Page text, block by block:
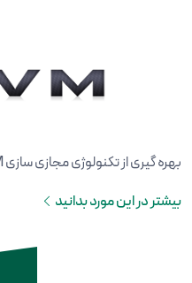
بهره گیری از تکنولوژی مجازی سازی KVM
بیشتر در این مورد بدانید